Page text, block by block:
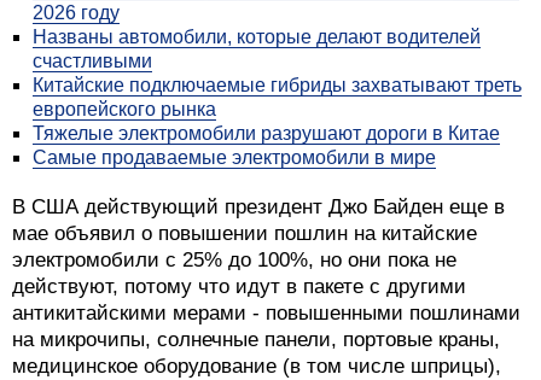
2026 году
Названы автомобили, которые делают водителей
счастливыми
Китайские подключаемые гибриды захватывают треть
европейского рынка
Тяжелые электромобили разрушают дороги в Китае
Самые продаваемые электромобили в мире
В США действующий президент Джо Байден еще в
мае объявил о повышении пошлин на китайские
электромобили с 25% до 100%, но они пока не
действуют, потому что идут в пакете с другими
антикитайскими мерами - повышенными пошлинами
на микрочипы, солнечные панели, портовые краны,
медицинское оборудование (в том числе шприцы),